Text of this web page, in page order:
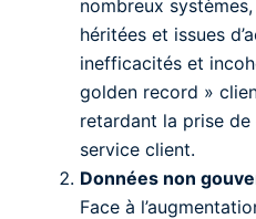
nombreux
héritées et issues
inefficacités et
golden record »
retardant la prise
service client.
Données non
Face à